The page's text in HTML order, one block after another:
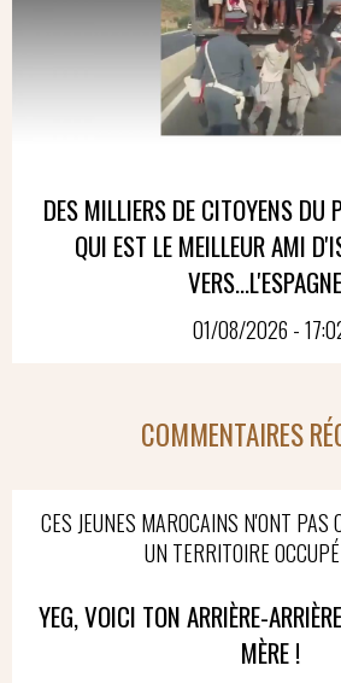
DES MILLIERS DE CITOYENS DU
QUI EST LE MEILLEUR AMI
01/08/2026 -
COMMENTAIRES
CES JEUNES MAROCAINS N'ONT PAS
UN TERRITOIRE
YEG, VOICI TON ARRIÈRE-
MÈRE !